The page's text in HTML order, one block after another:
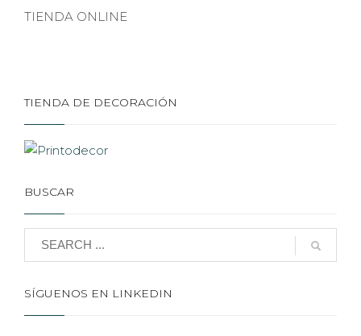
TIENDA ONLINE
TIENDA DE DECORACIÓN
BUSCAR
SÍGUENOS EN LINKEDIN